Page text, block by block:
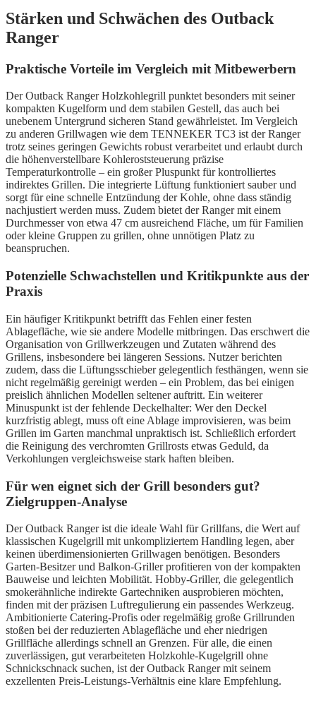
Stärken und Schwächen des Outback
Ranger
Praktische Vorteile im Vergleich mit Mitbewerbern
Der Outback Ranger Holzkohlegrill punktet besonders mit seiner
kompakten Kugelform und dem stabilen Gestell, das auch bei
unebenem Untergrund sicheren Stand gewährleistet. Im Vergleich
zu anderen Grillwagen wie dem TENNEKER TC3 ist der Ranger
trotz seines geringen Gewichts robust verarbeitet und erlaubt durch
die höhenverstellbare Kohleroststeuerung präzise
Temperaturkontrolle – ein großer Pluspunkt für kontrolliertes
indirektes Grillen. Die integrierte Lüftung funktioniert sauber und
sorgt für eine schnelle Entzündung der Kohle, ohne dass ständig
nachjustiert werden muss. Zudem bietet der Ranger mit einem
Durchmesser von etwa 47 cm ausreichend Fläche, um für Familien
oder kleine Gruppen zu grillen, ohne unnötigen Platz zu
beanspruchen.
Potenzielle Schwachstellen und Kritikpunkte aus der
Praxis
Ein häufiger Kritikpunkt betrifft das Fehlen einer festen
Ablagefläche, wie sie andere Modelle mitbringen. Das erschwert die
Organisation von Grillwerkzeugen und Zutaten während des
Grillens, insbesondere bei längeren Sessions. Nutzer berichten
zudem, dass die Lüftungsschieber gelegentlich festhängen, wenn sie
nicht regelmäßig gereinigt werden – ein Problem, das bei einigen
preislich ähnlichen Modellen seltener auftritt. Ein weiterer
Minuspunkt ist der fehlende Deckelhalter: Wer den Deckel
kurzfristig ablegt, muss oft eine Ablage improvisieren, was beim
Grillen im Garten manchmal unpraktisch ist. Schließlich erfordert
die Reinigung des verchromten Grillrosts etwas Geduld, da
Verkohlungen vergleichsweise stark haften bleiben.
Für wen eignet sich der Grill besonders gut?
Zielgruppen-Analyse
Der Outback Ranger ist die ideale Wahl für Grillfans, die Wert auf
klassischen Kugelgrill mit unkompliziertem Handling legen, aber
keinen überdimensionierten Grillwagen benötigen. Besonders
Garten-Besitzer und Balkon-Griller profitieren von der kompakten
Bauweise und leichten Mobilität. Hobby-Griller, die gelegentlich
smokerähnliche indirekte Gartechniken ausprobieren möchten,
finden mit der präzisen Luftregulierung ein passendes Werkzeug.
Ambitionierte Catering-Profis oder regelmäßig große Grillrunden
stoßen bei der reduzierten Ablagefläche und eher niedrigen
Grillfläche allerdings schnell an Grenzen. Für alle, die einen
zuverlässigen, gut verarbeiteten Holzkohle-Kugelgrill ohne
Schnickschnack suchen, ist der Outback Ranger mit seinem
exzellenten Preis-Leistungs-Verhältnis eine klare Empfehlung.